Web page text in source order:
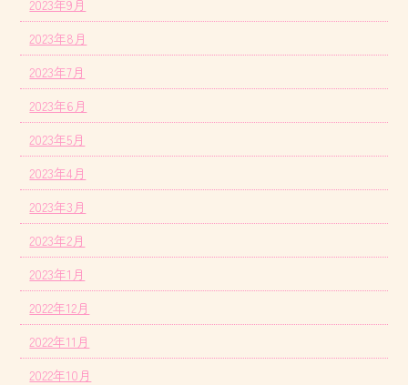
2023年9月
2023年8月
2023年7月
2023年6月
2023年5月
2023年4月
2023年3月
2023年2月
2023年1月
2022年12月
2022年11月
2022年10月